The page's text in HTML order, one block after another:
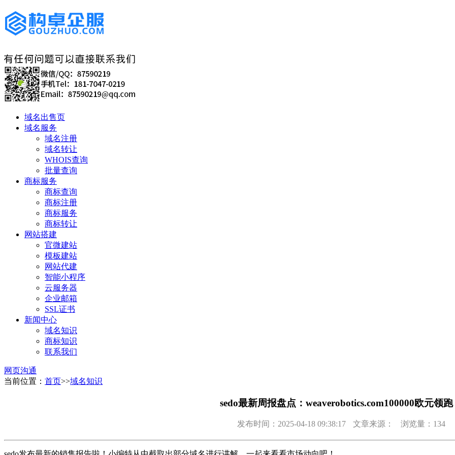
域名出售页
域名服务
域名注册
域名转让
WHOIS查询
批量查询
商标服务
商标查询
商标注册
商标服务
商标转让
网站搭建
官微建站
模板建站
网站代建
智能小程序
云服务器
企业邮箱
SSL证书
新闻中心
域名知识
商标知识
联系我们
网页沟通
当前位置： 首页>>域名知识
sedo最新周报盘点：weaverobotics.com100000欧元领
发布时间：2025-04-18 09:38:17 文章来源： 浏览量：134